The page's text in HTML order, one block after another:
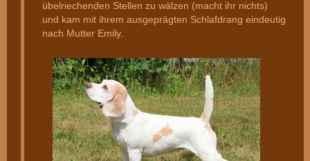
übelriechenden Stellen zu wälzen (macht ihr nichts)
und kam mit ihrem ausgeprägten Schlafdrang eindeutig
nach Mutter Emily.